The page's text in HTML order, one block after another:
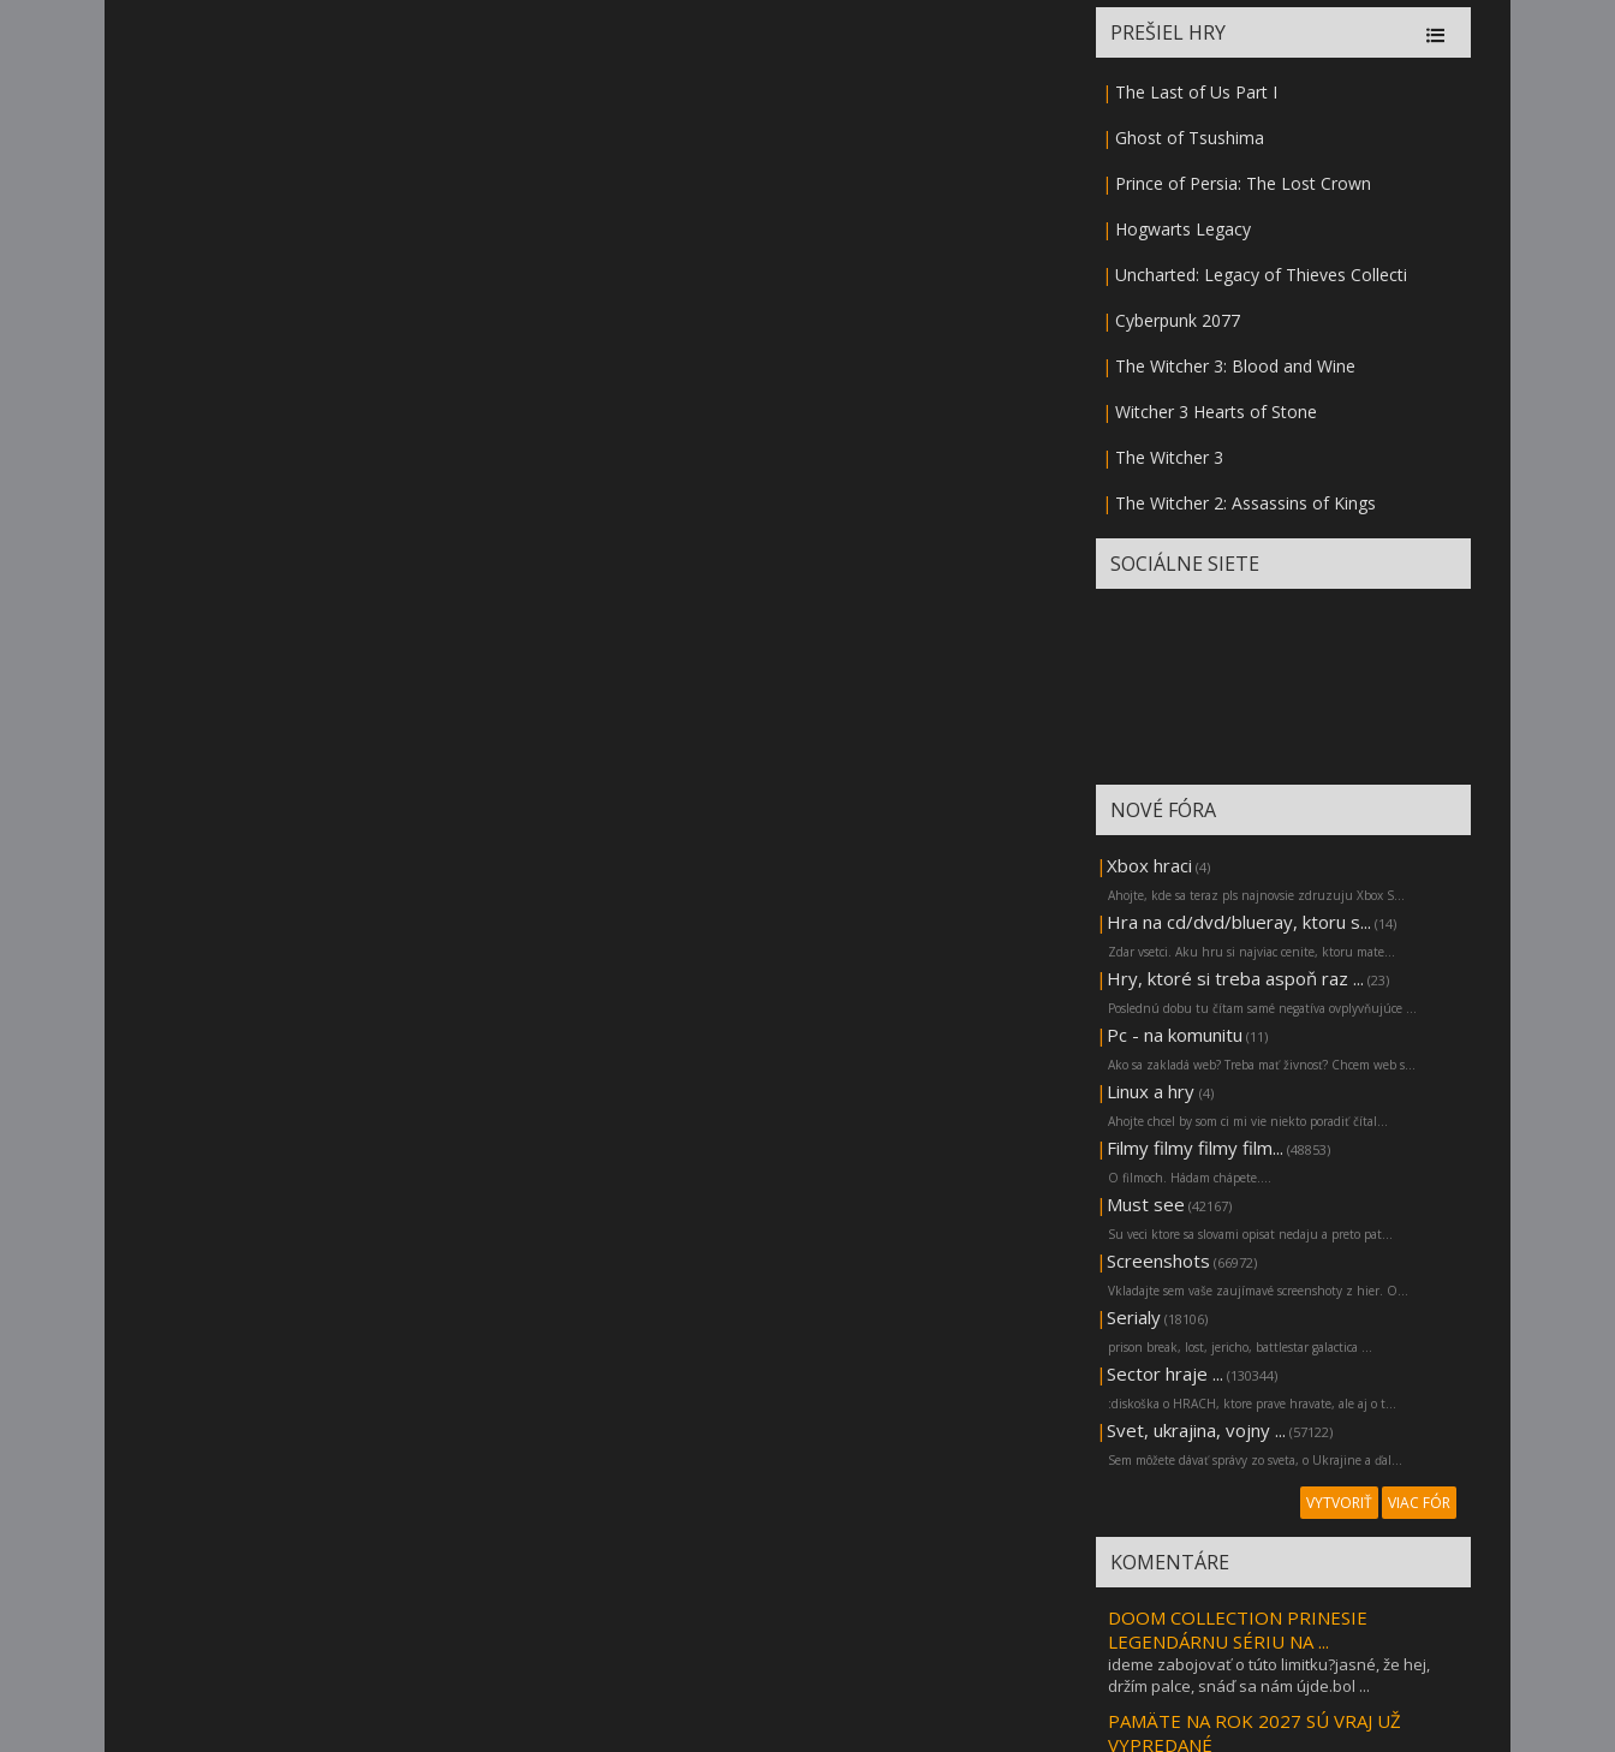
PREŠIEL HRY
| The Last of Us Part I
| Ghost of Tsushima
| Prince of Persia: The Lost Crown
| Hogwarts Legacy
| Uncharted: Legacy of Thieves Collecti
| Cyberpunk 2077
| The Witcher 3: Blood and Wine
| Witcher 3 Hearts of Stone
| The Witcher 3
| The Witcher 2: Assassins of Kings
SOCIÁLNE SIETE
NOVÉ FÓRA
| Xbox hraci (4)
Ahojte, kde sa teraz pls najnovsie zdruzuju Xbox S...
| Hra na cd/dvd/blueray, ktoru s... (14)
Zdar vsetci. Aku hru si najviac cenite, ktoru mate...
| Hry, ktoré si treba aspoň raz ... (23)
Poslednú dobu tu čítam samé negatíva ovplyvňujúce ...
| Pc - na komunitu (11)
Ako sa zakladá web? Treba mať živnosť? Chcem web s...
| Linux a hry (4)
Ahojte chcel by som ci mi vie niekto poradiť čítal...
| Filmy filmy filmy film... (48853)
O filmoch. Hádam chápete....
| Must see (42167)
Su veci ktore sa slovami opisat nedaju a preto pat...
| Screenshots (66972)
Vkladajte sem vaše zaujímavé screenshoty z hier. O...
| Serialy (18106)
prison break, lost, jericho, battlestar galactica ...
| Sector hraje ... (130344)
:diskoška o HRACH, ktore prave hravate, ale aj o t...
| Svet, ukrajina, vojny ... (57122)
Sem môžete dávať správy zo sveta, o Ukrajine a ďal...
VYTVORIŤ VIAC FÓR
KOMENTÁRE
DOOM COLLECTION PRINESIE
LEGENDÁRNU SÉRIU NA ...
ideme zabojovať o túto limitku?jasné, že hej,
držím palce, snáď sa nám újde.bol ...
PAMÄTE NA ROK 2027 SÚ VRAJ UŽ
VYPREDANÉ